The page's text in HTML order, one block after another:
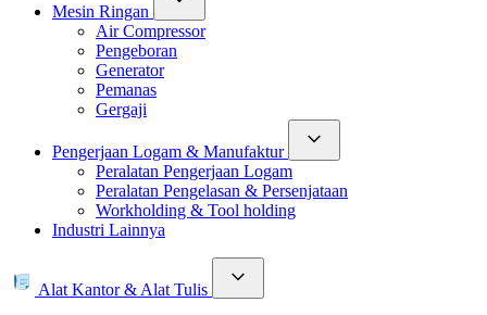
Mesin Ringan
Air Compressor
Pengeboran
Generator
Pemanas
Gergaji
Pengerjaan Logam & Manufaktur
Peralatan Pengerjaan Logam
Peralatan Pengelasan & Persenjataan
Workholding & Tool holding
Industri Lainnya
Alat Kantor & Alat Tulis